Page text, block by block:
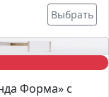
Выбрать
Форма» с